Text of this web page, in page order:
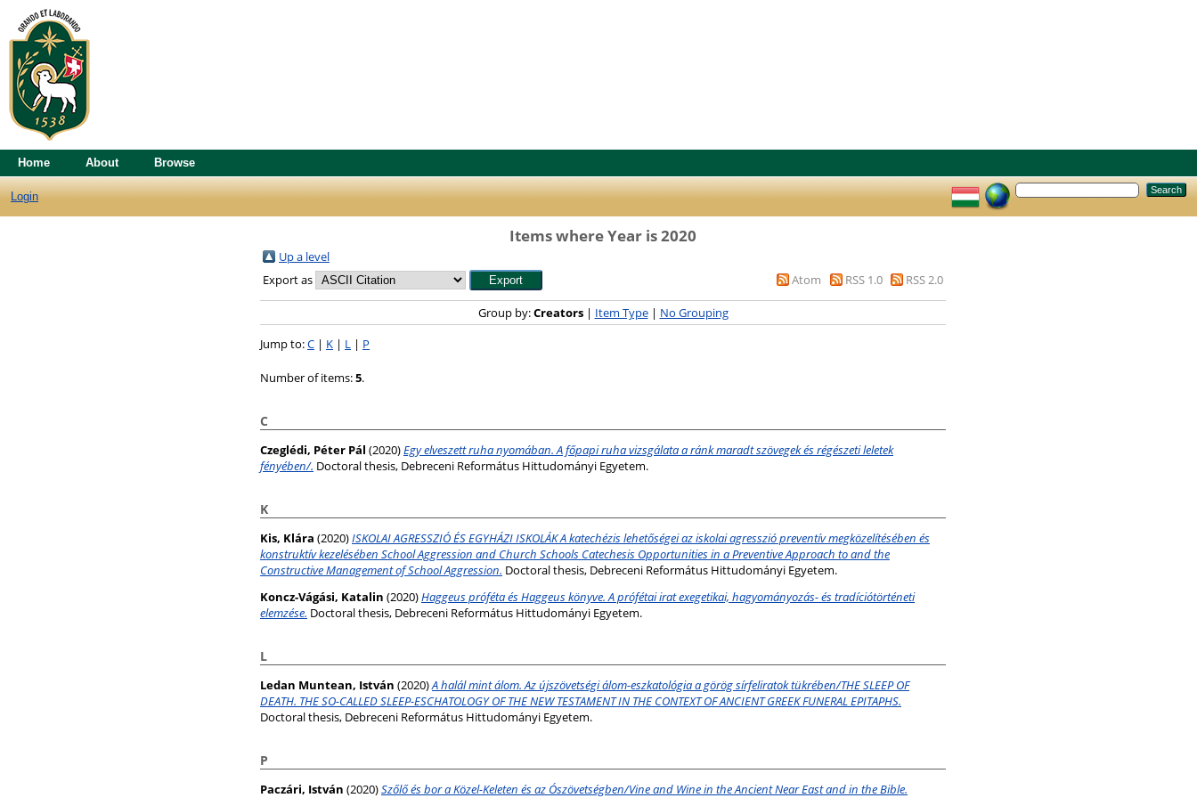
Home About Browse
Login
Items where Year is 2020
Up a level
Export as
Atom RSS 1.0 RSS 2.0
Group by:Creators| Item Type| No Grouping
Jump to:C | K | L | P
Number of items:5.
C
Czeglédi, Péter Pál (2020)Egy elveszett ruha nyomában. A főpapi ruha vizsgálata a ránk maradt szövegek és régészeti leletek
fényében/. Doctoral thesis, Debreceni Református Hittudományi Egyetem.
K
Kis, Klára (2020)ISKOLAI AGRESSZIÓ ÉS EGYHÁZI ISKOLÁK A katechézis lehetőségei az iskolai agresszió preventív megközelítésében és
konstruktív kezelésében School Aggression and Church Schools Catechesis Opportunities in a Preventive Approach to and the
Constructive Management of School Aggression. Doctoral thesis, Debreceni Református Hittudományi Egyetem.
Koncz-Vágási, Katalin (2020)Haggeus próféta és Haggeus könyve. A prófétai irat exegetikai, hagyományozás- és tradíciótörténeti
elemzése. Doctoral thesis, Debreceni Református Hittudományi Egyetem.
L
Ledan Muntean, István (2020)A halál mint álom. Az újszövetségi álom-eszkatológia a görög sírfeliratok tükrében/THE SLEEP OF
DEATH. THE SO-CALLED SLEEP-ESCHATOLOGY OF THE NEW TESTAMENT IN THE CONTEXT OF ANCIENT GREEK FUNERAL EPITAPHS.
Doctoral thesis, Debreceni Református Hittudományi Egyetem.
P
Paczári, István (2020)Szőlő és bor a Közel-Keleten és az Ószövetségben/Vine and Wine in the Ancient Near East and in the Bible.